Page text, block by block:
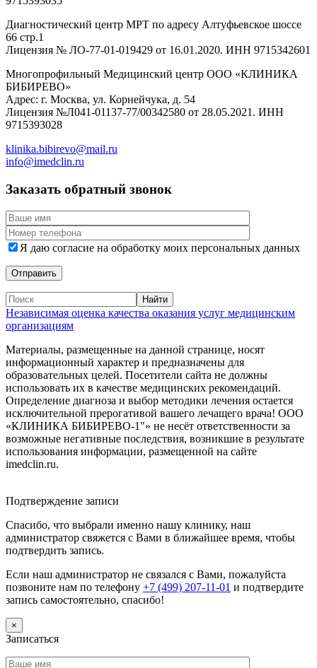
Диагностический центр МРТ по адресу Алтуфьевское шоссе
66 стр.1
Лицензия № ЛО-77-01-019429 от 16.01.2020. ИНН 9715342601
Многопрофильный Медицинский центр ООО «КЛИНИКА
БИБИРЕВО»
Адрес: г. Москва, ул. Корнейчука, д. 54
Лицензия №Л041-01137-77/00342580 от 28.05.2021. ИНН
9715393028
klinika.bibirevo@mail.ru
info@imedclin.ru
Заказать обратный звонок
Я даю согласие на обработку моих персональных данных
Независимая оценка качества оказания услуг медицинским
организациям
Материалы, размещенные на данной странице, носят
информационный характер и предназначены для
образовательных целей. Посетители сайта не должны
использовать их в качестве медицинских рекомендаций.
Определение диагноза и выбор методики лечения остается
исключительной прерогативой вашего лечащего врача! ООО
«КЛИНИКА БИБИРЕВО-1"» не несёт ответственности за
возможные негативные последствия, возникшие в результате
использования информации, размещенной на сайте
imedclin.ru.
Подтверждение записи
Спасибо, что выбрали именно нашу клинику, наш
администратор свяжется с Вами в ближайшее время, чтобы
подтвердить запись.
Если наш администратор не связался с Вами, пожалуйста
позвоните нам по телефону +7 (499) 207-11-01 и подтвердите
запись самостоятельно, спасибо!
×
Записаться